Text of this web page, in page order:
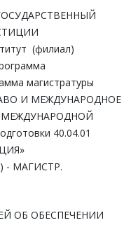
(филиал)
магистратуры
И МЕЖДУНАРОДНОЕ
МЕЖДУНАРОДНОЙ
40.04.01
- МАГИСТР.
ОБ ОБЕСПЕЧЕНИИ